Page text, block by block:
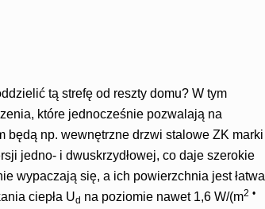
tą strefę od reszty domu? W tym
które jednocześnie pozwalają na
będą np. wewnętrzne drzwi stalowe ZK marki
jedno- i dwuskrzydłowej, co daje szerokie
wypaczają się, a ich powierzchnia jest łatwa
ciepła Ud na poziomie nawet 1,6 W/(m2 •